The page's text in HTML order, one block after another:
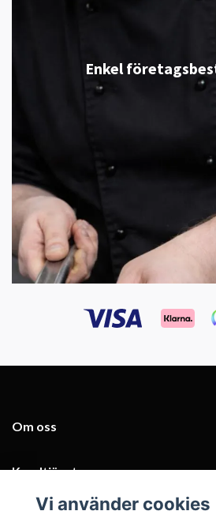
Enkel
Om oss
Kundtjänst
Fotmeny
Vi använder cookies